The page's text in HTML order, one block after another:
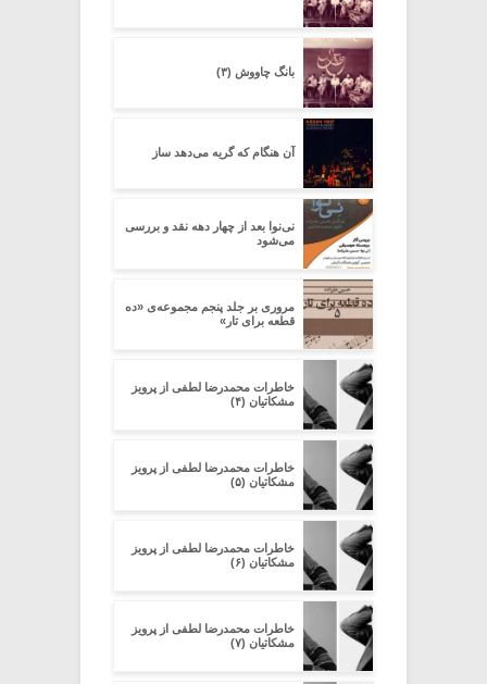
بانگ چاووش (۳)
آن هنگام که گریه می‌دهد ساز
نی‌نوا بعد از چهار دهه نقد و بررسی
می‌شود
مروری بر جلد پنجم مجموعه‌ی «ده
قطعه برای تار»
خاطرات محمدرضا لطفی از پرویز
مشکاتیان (۴)
خاطرات محمدرضا لطفی از پرویز
مشکاتیان (۵)
خاطرات محمدرضا لطفی از پرویز
مشکاتیان (۶)
خاطرات محمدرضا لطفی از پرویز
مشکاتیان (۷)